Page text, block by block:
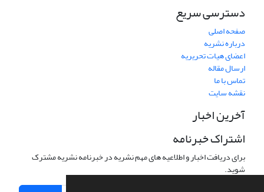
دسترسی سریع
صفحه اصلی
درباره نشریه
اعضای هیات تحریریه
ارسال مقاله
تماس با ما
نقشه سایت
آخرین اخبار
اشتراک خبرنامه
برای دریافت اخبار و اطلاعیه های مهم نشریه در خبرنامه نشریه مشترک
شوید.